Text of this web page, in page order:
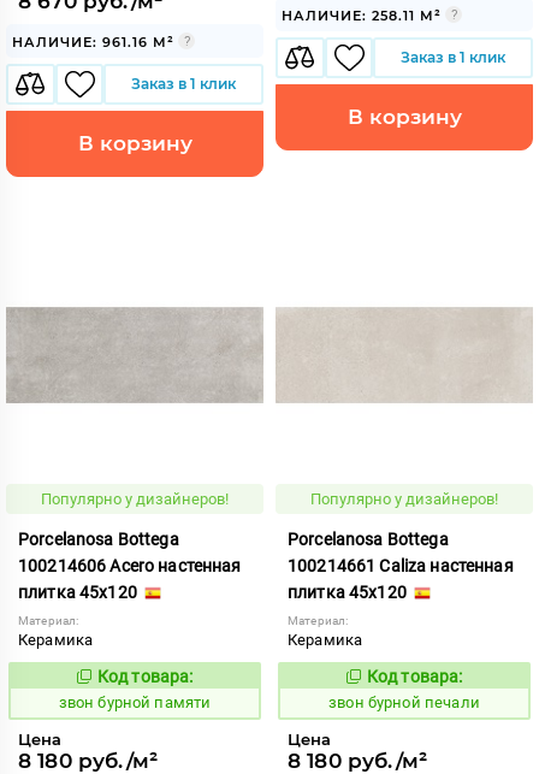
НАЛИЧИЕ: 961.16 М²
Заказ в 1 клик
В корзину
НАЛИЧИЕ: 258.11 М²
Заказ в 1 клик
В корзину
Популярно у дизайнеров!
Porcelanosa Bottega
100214606 Acero настенная
плитка 45x120
Материал:
Керамика
454068
Код товара:
звон бурной памяти
Цена
8 180 руб./м²
Популярно у дизайнеров!
Porcelanosa Bottega
100214661 Caliza настенная
плитка 45x120
Материал:
Керамика
454070
Код товара:
звон бурной печали
Цена
8 180 руб./м²